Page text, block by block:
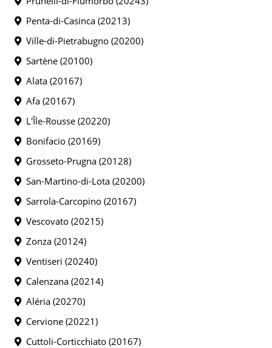
Penta-di-Casinca (20213)
Ville-di-Pietrabugno (20200)
Sartène (20100)
Alata (20167)
Afa (20167)
L'Île-Rousse (20220)
Bonifacio (20169)
Grosseto-Prugna (20128)
San-Martino-di-Lota (20200)
Sarrola-Carcopino (20167)
Vescovato (20215)
Zonza (20124)
Ventiseri (20240)
Calenzana (20214)
Aléria (20270)
Cervione (20221)
Cuttoli-Corticchiato (20167)